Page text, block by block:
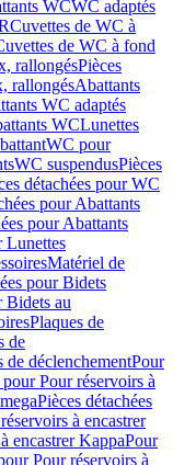
WCWC adaptés
Cuvettes de WC à
de WC à fond
rallongésPièces
rallongésAbattants
WC adaptés
WCLunettes
WC pour
WC suspendusPièces
détachées pour WC
pour Abattants
pour Abattants
Lunettes
Matériel de
pour Bidets
Bidets au
Plaques de
de
de déclenchementPour
pour Pour réservoirs à
Pièces détachées
à encastrer
encastrer KappaPour
Pour réservoirs à